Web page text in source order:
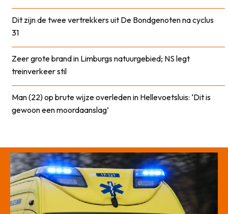
Dit zijn de twee vertrekkers uit De Bondgenoten na cyclus
31
Zeer grote brand in Limburgs natuurgebied; NS legt
treinverkeer stil
Man (22) op brute wijze overleden in Hellevoetsluis: ‘Dit is
gewoon een moordaanslag’